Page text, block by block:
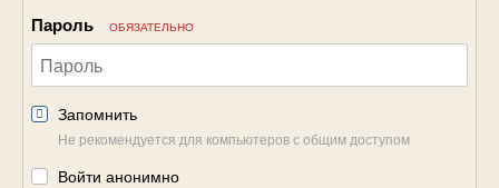
Пароль ОБЯЗАТЕЛЬНО
Запомнить
Не рекомендуется для компьютеров с общим доступом
Войти анонимно